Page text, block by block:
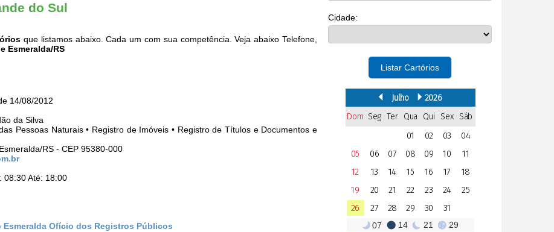
do Sul
que listamos abaixo. Cada um com sua competência. Veja abaixo Telefone,
Esmeralda/RS
14/08/2012
da Silva
Pessoas Naturais • Registro de Imóveis • Registro de Títulos e Documentos e
RS - CEP 95380-000
08:30 Até: 18:00
Ofício dos Registros Públicos
Cidade:
Listar Cartórios